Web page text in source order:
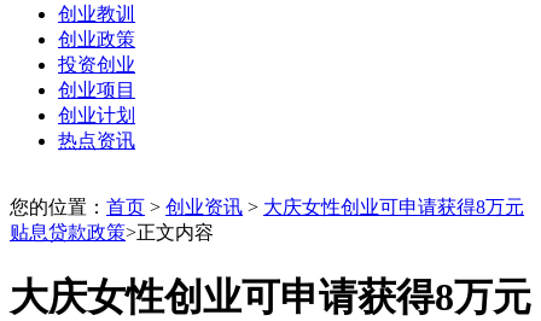
创业教训
创业政策
投资创业
创业项目
创业计划
热点资讯
您的位置： 首页 > 创业资讯 > 大庆女性创业可申请获得8万元
贴息贷款政策>正文内容
大庆女性创业可申请获得8万元